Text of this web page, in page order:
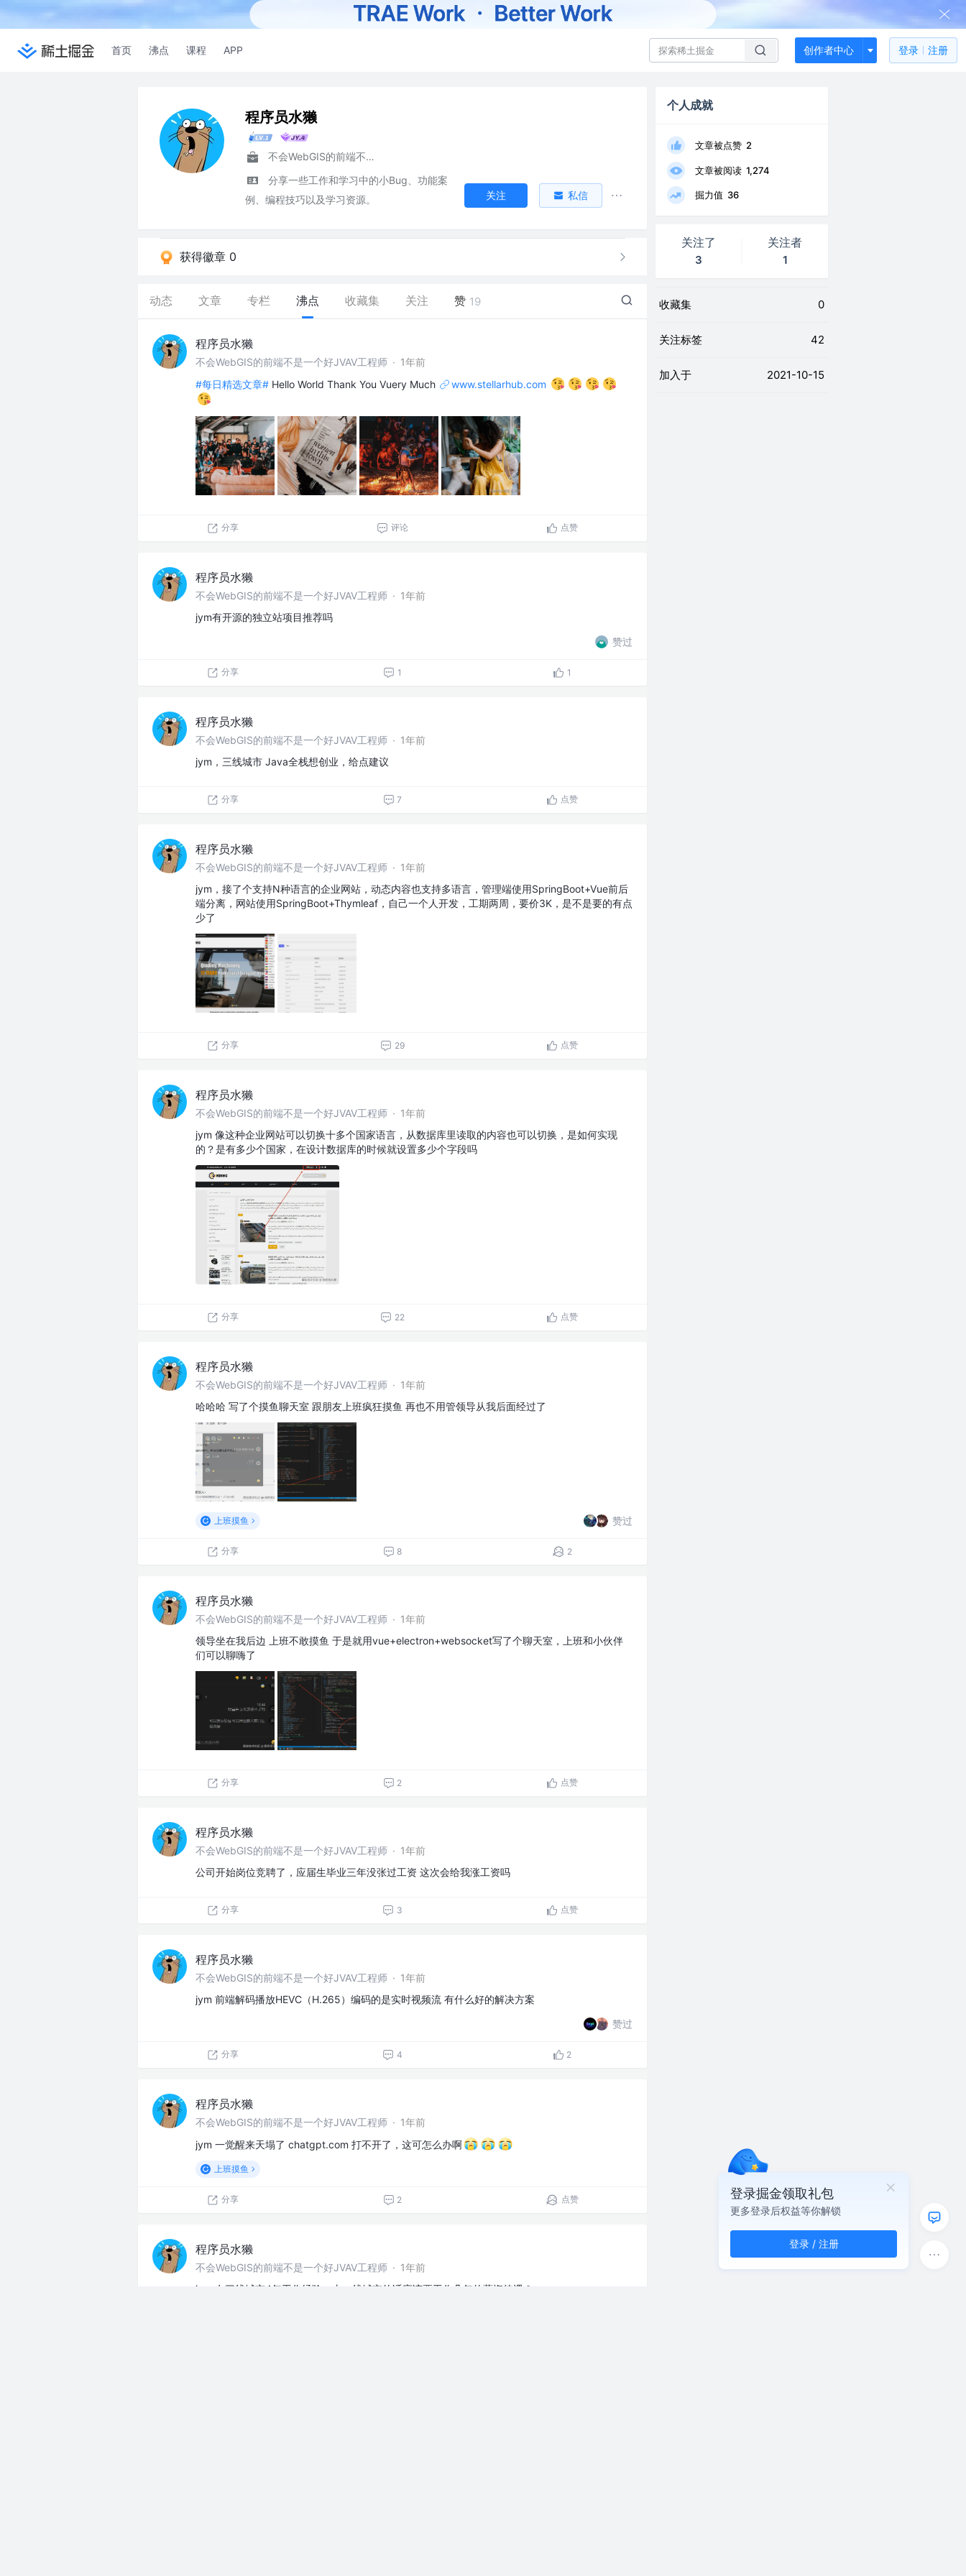
首页 沸点 课程 APP 创作者中心 登录 注册
程序员水獭
不会WebGIS的前端不是一个好JVAV工程师
分享一些工作和学习中的小Bug、功能案
例、编程技巧以及学习资源。
关注 私信
获得徽章 0
动态 文章 专栏 沸点 收藏集 关注 赞 19
程序员水獭
不会WebGIS的前端不是一个好JVAV工程师 · 1年前
#每日精选文章# Hello World Thank You Vuery Much www.stellarhub.com
分享 评论 点赞
程序员水獭
不会WebGIS的前端不是一个好JVAV工程师 · 1年前
jym有开源的独立站项目推荐吗
赞过
分享 1 1
程序员水獭
不会WebGIS的前端不是一个好JVAV工程师 · 1年前
jym，三线城市 Java全栈想创业，给点建议
分享 7 点赞
程序员水獭
不会WebGIS的前端不是一个好JVAV工程师 · 1年前
jym，接了个支持N种语言的企业网站，动态内容也支持多语言，管理端使用SpringBoot+Vue前后
端分离，网站使用SpringBoot+Thymleaf，自己一个人开发，工期两周，要价3K，是不是要的有点
少了
分享 29 点赞
程序员水獭
不会WebGIS的前端不是一个好JVAV工程师 · 1年前
jym 像这种企业网站可以切换十多个国家语言，从数据库里读取的内容也可以切换，是如何实现
的？是有多少个国家，在设计数据库的时候就设置多少个字段吗
分享 22 点赞
程序员水獭
不会WebGIS的前端不是一个好JVAV工程师 · 1年前
哈哈哈 写了个摸鱼聊天室 跟朋友上班疯狂摸鱼 再也不用管领导从我后面经过了
上班摸鱼 赞过
分享 8 2
程序员水獭
不会WebGIS的前端不是一个好JVAV工程师 · 1年前
领导坐在我后边 上班不敢摸鱼 于是就用vue+electron+websocket写了个聊天室，上班和小伙伴
们可以聊嗨了
分享 2 点赞
程序员水獭
不会WebGIS的前端不是一个好JVAV工程师 · 1年前
公司开始岗位竞聘了，应届生毕业三年没张过工资 这次会给我涨工资吗
分享 3 点赞
程序员水獭
不会WebGIS的前端不是一个好JVAV工程师 · 1年前
jym 前端解码播放HEVC（H.265）编码的是实时视频流 有什么好的解决方案
赞过
分享 4 2
程序员水獭
不会WebGIS的前端不是一个好JVAV工程师 · 1年前
jym 一觉醒来天塌了 chatgpt.com 打不开了，这可怎么办啊
上班摸鱼
分享 2 点赞
程序员水獭
不会WebGIS的前端不是一个好JVAV工程师 · 1年前
jym 在三线城市4年工作经验，去一线城市的话应该要工作几年的薪资待遇？
个人成就
文章被点赞 2
文章被阅读 1,274
掘力值 36
关注了
3
关注者
1
收藏集 0
关注标签 42
加入于 2021-10-15
登录掘金领取礼包
更多登录后权益等你解锁
登录 / 注册